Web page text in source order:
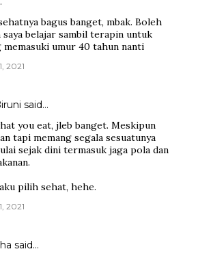
bagus banget, mbak. Boleh
belajar sambil terapin untuk
memasuki umur 40 tahun nanti
2021
said…
you eat, jleb banget. Meskipun
tapi memang segala sesuatunya
sejak dini termasuk jaga pola dan
pilih sehat, hehe.
2021
said…